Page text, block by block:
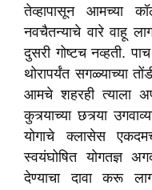
तेव्हापासून आमच्या
नवचैतन्याचे वारे वाहू
दुसरी गोष्टच नव्हती. पाच
थोरापर्यंत सगळ्याच्या
आमचे शहरही त्याला
कुत्र्याच्या छत्र्या
योगाचे क्लासेस
स्वयंघोषित योगतज्ञ
देण्याचा दावा करू